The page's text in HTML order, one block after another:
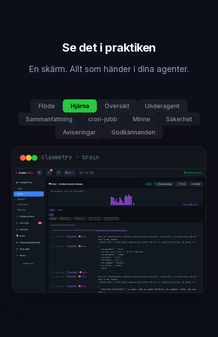
Se det i praktiken
En skärm. Allt som händer i dina agenter.
Flöde Hjärna Översikt
Underagent
Sammanfattning
cron-jobb Minne
Säkerhet
Aviseringar
Godkännanden
clawmetry - brain